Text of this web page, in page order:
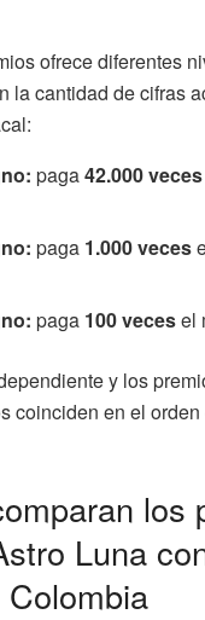
ofrece diferentes
la cantidad de cifras
paga42.000 veces
paga 1.000 veces
paga 100 vecesel
y los
coinciden en el
los
Luna